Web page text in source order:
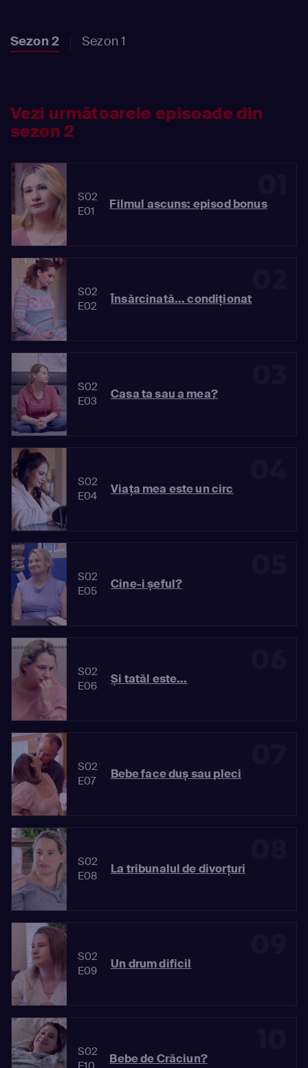
Sezon 2 Sezon 1
Vezi următoarele episoade din
sezon 2
S02
E01
Filmul ascuns: episod bonus
S02
E02
Însărcinată... condiționat
S02
E03
Casa ta sau a mea?
S02
E04
Viața mea este un circ
S02
E05
Cine-i șeful?
S02
E06
Și tatăl este...
S02
E07
Bebe face duș sau pleci
S02
E08
La tribunalul de divorțuri
S02
E09
Un drum dificil
S02
Bebe de Crăciun?